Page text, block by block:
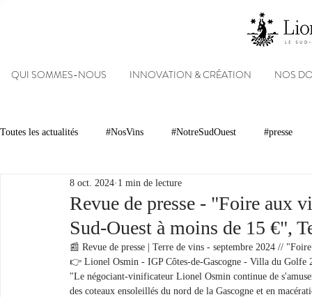
QUI SOMMES-NOUS INNOVATION & CRÉATION NOS
Toutes les actualités #NosVins #NotreSudOuest #presse
Chambre d’Amour Vins Armagnacs
Dégustations Evénements Réseaux sociaux
Revue de presse - "Foire aux
Sud-Ouest à moins de 15 €",
8 oct. 2024 1 min de lecture
📰 Revue de presse | Terre de vins - septembre 2024 //
👉 Lionel Osmin - IGP Côtes-de-Gascogne - Villa du Golfe
"Le négociant-vinificateur Lionel Osmin continue de
des coteaux ensoleillés du nord de la Gascogne et en